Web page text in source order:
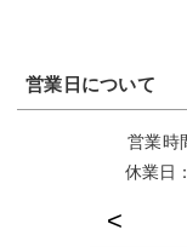
営業日について
営業時
休業日